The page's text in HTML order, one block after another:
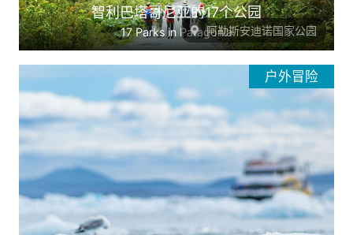
智利巴塔哥尼亚的17个公园
17 Parks in Patagonia阿勒斯安迪诺国家公园
户外冒险